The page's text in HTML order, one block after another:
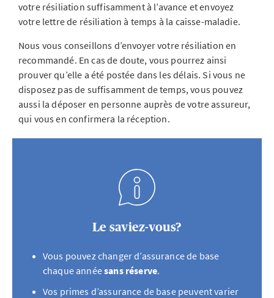
votre résiliation suffisamment à l’avance et envoyez
votre lettre de résiliation à temps à la caisse-maladie.
Nous vous conseillons d’envoyer votre résiliation en
recommandé. En cas de doute, vous pourrez ainsi
prouver qu’elle a été postée dans les délais. Si vous ne
disposez pas de suffisamment de temps, vous pouvez
aussi la déposer en personne auprès de votre assureur,
qui vous en confirmera la réception.
Le saviez-vous?
Vous pouvez changer d’assurance de base
chaque annéesans réserve.
Vos primes d’assurance de base peuvent varier